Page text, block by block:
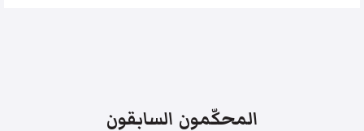
المحكّمون السابقون